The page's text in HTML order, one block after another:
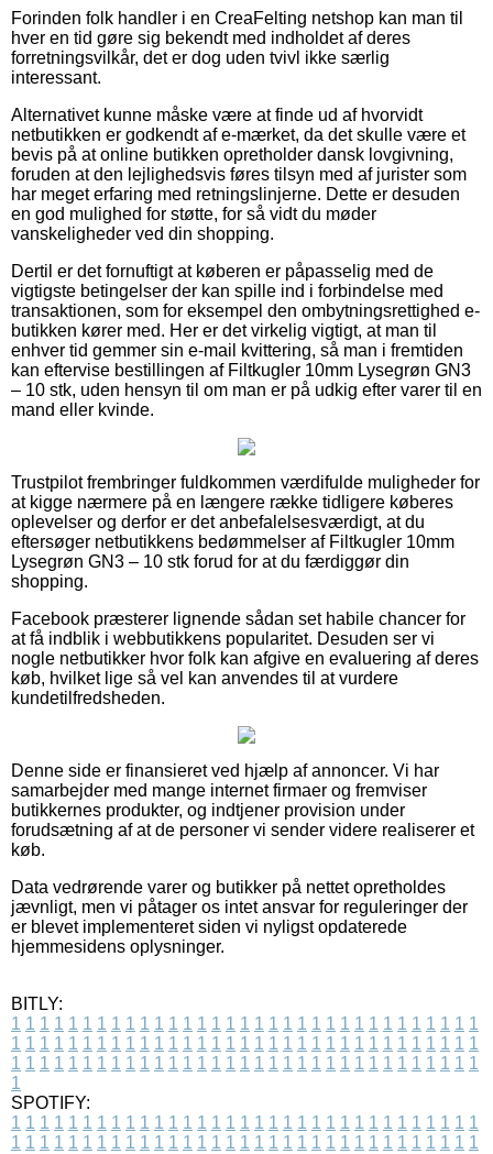
Forinden folk handler i en CreaFelting netshop kan man til
hver en tid gøre sig bekendt med indholdet af deres
forretningsvilkår, det er dog uden tvivl ikke særlig
interessant.
Alternativet kunne måske være at finde ud af hvorvidt
netbutikken er godkendt af e-mærket, da det skulle være et
bevis på at online butikken opretholder dansk lovgivning,
foruden at den lejlighedsvis føres tilsyn med af jurister som
har meget erfaring med retningslinjerne. Dette er desuden
en god mulighed for støtte, for så vidt du møder
vanskeligheder ved din shopping.
Dertil er det fornuftigt at køberen er påpasselig med de
vigtigste betingelser der kan spille ind i forbindelse med
transaktionen, som for eksempel den ombytningsrettighed e-
butikken kører med. Her er det virkelig vigtigt, at man til
enhver tid gemmer sin e-mail kvittering, så man i fremtiden
kan eftervise bestillingen af Filtkugler 10mm Lysegrøn GN3
– 10 stk, uden hensyn til om man er på udkig efter varer til en
mand eller kvinde.
Trustpilot frembringer fuldkommen værdifulde muligheder for
at kigge nærmere på en længere række tidligere køberes
oplevelser og derfor er det anbefalelsesværdigt, at du
eftersøger netbutikkens bedømmelser af Filtkugler 10mm
Lysegrøn GN3 – 10 stk forud for at du færdiggør din
shopping.
Facebook præsterer lignende sådan set habile chancer for
at få indblik i webbutikkens popularitet. Desuden ser vi
nogle netbutikker hvor folk kan afgive en evaluering af deres
køb, hvilket lige så vel kan anvendes til at vurdere
kundetilfredsheden.
Denne side er finansieret ved hjælp af annoncer. Vi har
samarbejder med mange internet firmaer og fremviser
butikkernes produkter, og indtjener provision under
forudsætning af at de personer vi sender videre realiserer et
køb.
Data vedrørende varer og butikker på nettet opretholdes
jævnligt, men vi påtager os intet ansvar for reguleringer der
er blevet implementeret siden vi nyligst opdaterede
hjemmesidens oplysninger.
BITLY:
1 1 1 1 1 1 1 1 1 1 1 1 1 1 1 1 1 1 1 1 1 1 1 1 1 1 1 1 1 1 1 1 1
1 1 1 1 1 1 1 1 1 1 1 1 1 1 1 1 1 1 1 1 1 1 1 1 1 1 1 1 1 1 1 1 1
1 1 1 1 1 1 1 1 1 1 1 1 1 1 1 1 1 1 1 1 1 1 1 1 1 1 1 1 1 1 1 1 1
1
SPOTIFY:
1 1 1 1 1 1 1 1 1 1 1 1 1 1 1 1 1 1 1 1 1 1 1 1 1 1 1 1 1 1 1 1 1
1 1 1 1 1 1 1 1 1 1 1 1 1 1 1 1 1 1 1 1 1 1 1 1 1 1 1 1 1 1 1 1 1